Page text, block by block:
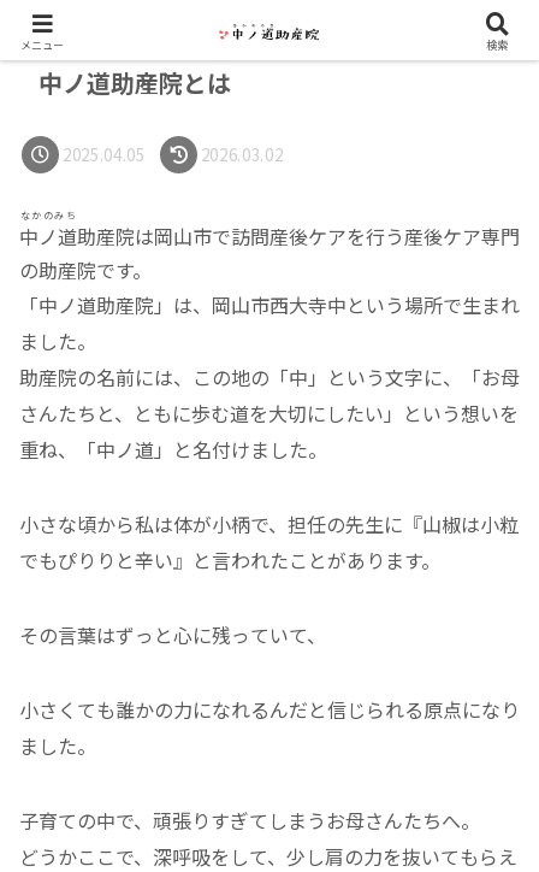
中ノ道助産院とは
2025.04.05 2026.03.02
中ノ道
なかのみち
助産院は岡山市で訪問産後ケアを行う産後ケア専門
の助産院です。
「中ノ道助産院」は、岡山市西大寺中という場所で生まれ
ました。
助産院の名前には、この地の「中」という文字に、「お母
さんたちと、ともに歩む道を大切にしたい」という想いを
重ね、「中ノ道」と名付けました。
小さな頃から私は体が小柄で、担任の先生に『山椒は小粒
でもぴりりと辛い』と言われたことがあります。
その言葉はずっと心に残っていて、
小さくても誰かの力になれるんだと信じられる原点になり
ました。
子育ての中で、頑張りすぎてしまうお母さんたちへ。
どうかここで、深呼吸をして、少し肩の力を抜いてもらえ
メニュー 検索